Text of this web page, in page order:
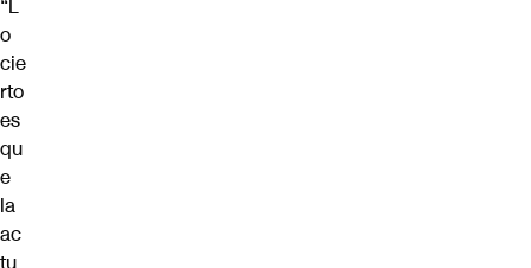
“L
o
cie
rto
es
qu
e
la
ac